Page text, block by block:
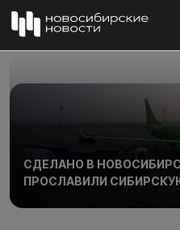
СДЕЛАНО В
ПРОСЛАВИЛИ